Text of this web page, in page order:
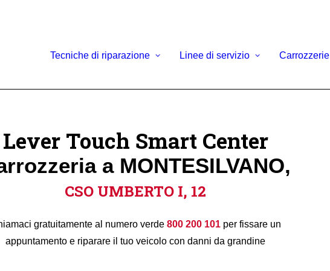
Tecniche di riparazione Linee di servizio Carrozzerie
Lever Touch Smart Center
a MONTESILVANO,
CSO UMBERTO I, 12
gratuitamente al numero verde 800 200 101per fissare un
appuntamento e riparare il tuo veicolo con danni da grandine